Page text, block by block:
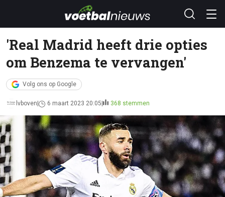
'Real Madrid heeft drie opties
om Benzema te vervangen'
Volg ons op Google
lvboven 6 maart 2023 20:05 368 stemmen